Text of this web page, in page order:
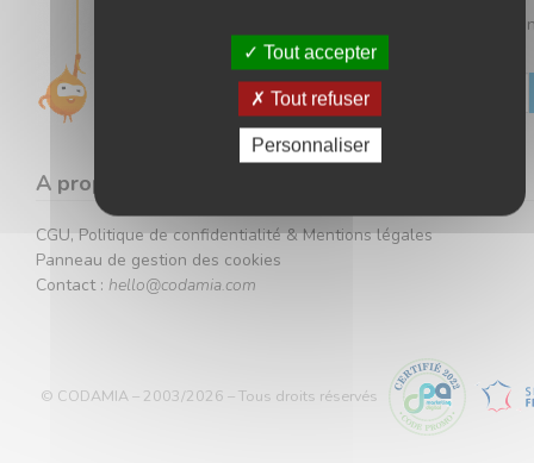
Gardez un œil sur toutes nos offres en vous inscrivant à
Votre adresse ne sera jamais communiquée à des tiers.
A propos
CGU, Politique de confidentialité & Mentions légales
Panneau de gestion des cookies
Contact : hello@codamia.com
© CODAMIA – 2003/2026 – Tous droits réservés
Tout accepter
Tout refuser
Personnaliser